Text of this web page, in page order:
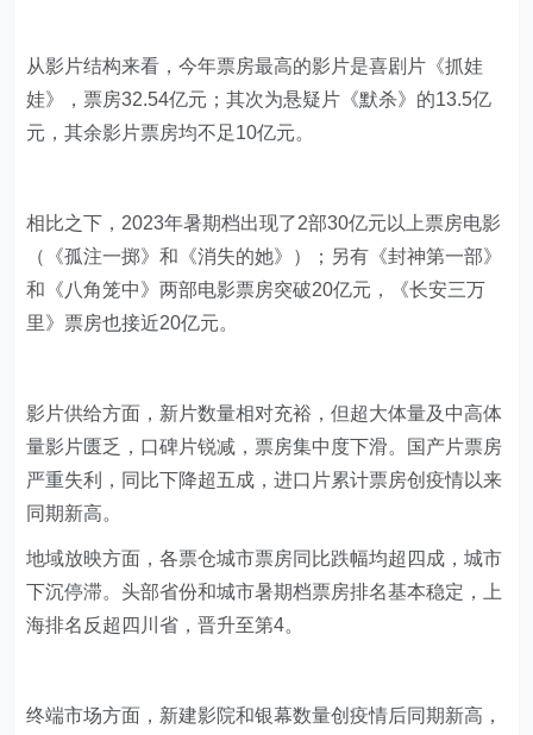
从影片结构来看，今年票房最高的影片是喜剧片《抓娃
娃》，票房32.54亿元；其次为悬疑片《默杀》的13.5亿
元，其余影片票房均不足10亿元。
相比之下，2023年暑期档出现了2部30亿元以上票房电影
（《孤注一掷》和《消失的她》）；另有《封神第一部》
和《八角笼中》两部电影票房突破20亿元，《长安三万
里》票房也接近20亿元。
影片供给方面，新片数量相对充裕，但超大体量及中高体
量影片匮乏，口碑片锐减，票房集中度下滑。国产片票房
严重失利，同比下降超五成，进口片累计票房创疫情以来
同期新高。
地域放映方面，各票仓城市票房同比跌幅均超四成，城市
下沉停滞。头部省份和城市暑期档票房排名基本稳定，上
海排名反超四川省，晋升至第4。
终端市场方面，新建影院和银幕数量创疫情后同期新高，